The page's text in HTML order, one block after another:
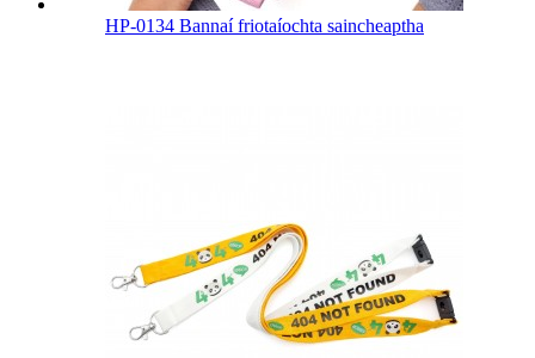
HP-0134 Bannaí friotaíochta saincheaptha